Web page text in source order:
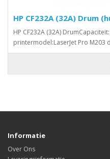
HP CF232A (32A) Drum
HP CF232A (32A)
printermodel:LaserJet Pro M203
Informatie
Over Ons